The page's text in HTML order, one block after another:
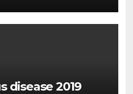
disease 2019